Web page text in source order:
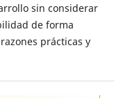
sin considerar
de forma
prácticas y